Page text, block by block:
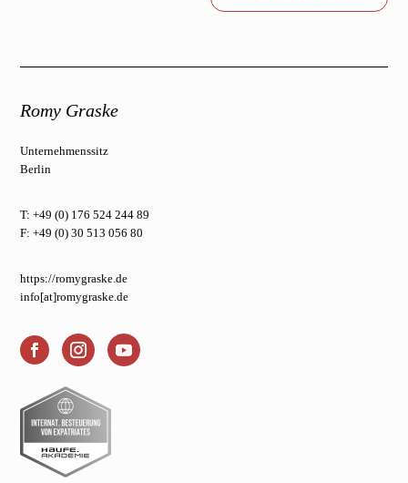
Romy Graske
Unternehmenssitz
Berlin
T: +49 (0) 176 524 244 89
F: +49 (0) 30 513 056 80
https://romygraske.de
info[at]romygraske.de